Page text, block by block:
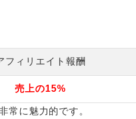
フィリエイト報酬
売上の15%
常に魅力的です。